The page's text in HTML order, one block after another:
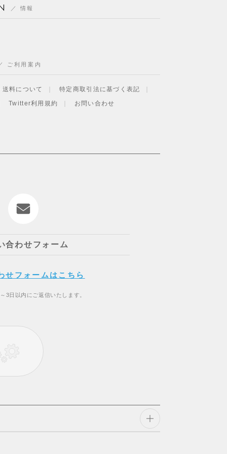
情報
ご利用案内
送料について
特定商取引法に基づく表記
Twitter利用規約 お問い合わせ
合わせフォーム
せフォームはこちら
3日以内にご返信いたします。